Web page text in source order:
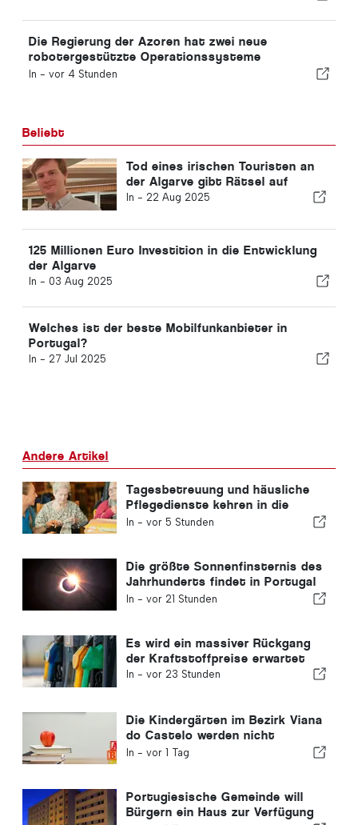
Die Regierung der Azoren hat zwei neue
robotergestützte Operationssysteme
angeschafft
In - vor 4 Stunden
Beliebt
Tod eines irischen Touristen an
der Algarve gibt Rätsel auf
In - 22 Aug 2025
125 Millionen Euro Investition in die Entwicklung
der Algarve
In - 03 Aug 2025
Welches ist der beste Mobilfunkanbieter in
Portugal?
In - 27 Jul 2025
Andere Artikel
Tagesbetreuung und häusliche
Pflegedienste kehren in die
portugiesische Gemeinde zurück
In - vor 5 Stunden
Die größte Sonnenfinsternis des
Jahrhunderts findet in Portugal
statt
In - vor 21 Stunden
Es wird ein massiver Rückgang
der Kraftstoffpreise erwartet
In - vor 23 Stunden
Die Kindergärten im Bezirk Viana
do Castelo werden nicht
geschlossen
In - vor 1 Tag
Portugiesische Gemeinde will
Bürgern ein Haus zur Verfügung